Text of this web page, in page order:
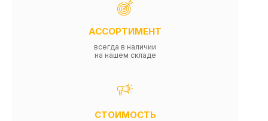
АССОРТИМЕНТ
всегда в наличии
на нашем складе
СТОИМОСТЬ